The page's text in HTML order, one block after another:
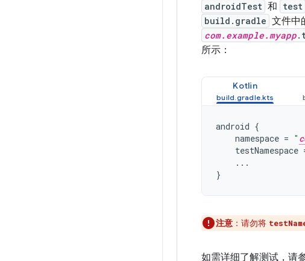
androidTest 和 test
build.gradle 文件中
com.example.myapp
所示：
Kotlin
android {
namespace = "
testNamespace
...
}
注意 ：请勿将
如需详细了解测试，请